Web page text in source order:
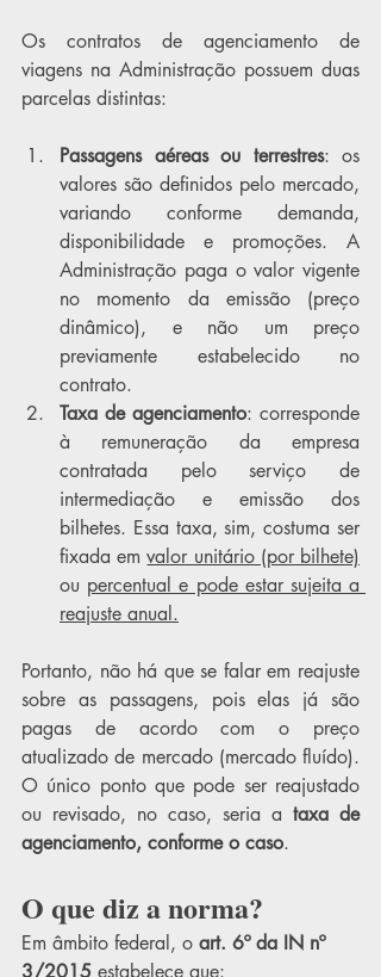
Os contratos de agenciamento de
viagens na Administração possuem duas
parcelas distintas:
Passagens aéreas ou terrestres: os
valores são definidos pelo mercado,
variando conforme demanda,
disponibilidade e promoções. A
Administração paga o valor vigente
no momento da emissão (preço
dinâmico), e não um preço
previamente estabelecido no
contrato.
Taxa de agenciamento: corresponde
à remuneração da empresa
contratada pelo serviço de
intermediação e emissão dos
bilhetes. Essa taxa, sim, costuma ser
fixada em valor unitário (por bilhete)
ou percentual e pode estar sujeita a
reajuste anual.
Portanto, não há que se falar em reajuste
sobre as passagens, pois elas já são
pagas de acordo com o preço
atualizado de mercado (mercado fluído).
O único ponto que pode ser reajustado
ou revisado, no caso, seria a taxa de
agenciamento, conforme o caso.
O que diz a norma?
Em âmbito federal, o art. 6º da IN nº
3/2015 estabelece que: